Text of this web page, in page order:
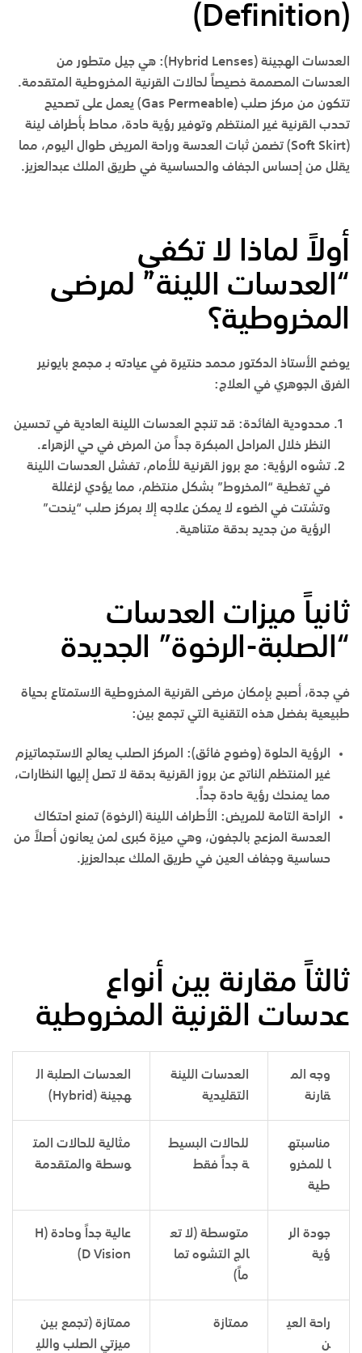
(
Definition
)
العدسات الهجينة (Hybrid Lenses
): هي جيل متطور من
العدسات المصممة خصيصاً لحالات القرنية المخروطية المتقدمة.
تتكون من مركز صلب (Gas Permeable) يعمل على تصحيح
تحدب القرنية غير المنتظم وتوفير رؤية حادة، محاط بأطراف لينة
(Soft Skirt) تضمن ثبات العدسة وراحة المريض طوال اليوم، مما
يقلل من إحساس الجفاف والحساسية في طريق الملك عبدالعزيز.
أولاً لماذا لا تكفي
“العدسات اللينة” لمرضى
المخروطية؟
يوضح الأستاذ الدكتور محمد حنتيرة في عيادته بـ مجمع بايونير
الفرق الجوهري في العلاج:
محدودية الفائدة: قد تنجح العدسات اللينة العادية في تحسين
النظر خلال المراحل المبكرة جداً من المرض في حي الزهراء.
تشوه الرؤية: مع بروز القرنية للأمام، تفشل العدسات اللينة
في تغطية “المخروط” بشكل منتظم، مما يؤدي لزغللة
وتشتت في الضوء لا يمكن علاجه إلا بمركز صلب “ينحت”
الرؤية من جديد بدقة متناهية.
ثانياً ميزات العدسات
“الصلبة-الرخوة” الجديدة
في جدة، أصبح بإمكان مرضى القرنية المخروطية الاستمتاع بحياة
طبيعية بفضل هذه التقنية التي تجمع بين:
الرؤية الحلوة (وضوح فائق): المركز الصلب يعالج الاستجماتيزم
غير المنتظم الناتج عن بروز القرنية بدقة لا تصل إليها النظارات،
مما يمنحك رؤية حادة جداً.
الراحة التامة للمريض: الأطراف اللينة (الرخوة) تمنع احتكاك
العدسة المزعج بالجفون، وهي ميزة كبرى لمن يعانون أصلاً من
حساسية وجفاف العين في طريق الملك عبدالعزيز.
ثالثاً مقارنة بين أنواع
عدسات القرنية المخروطية
وجه الم
قارنة
العدسات اللينة
التقليدية
العدسات الصلبة ال
هجينة(Hybrid)
مناسبته
ا للمخرو
طية
للحالات البسيط
ة جداً فقط
مثالية للحالات المت
وسطة والمتقدمة
جودة الر
ؤية
متوسطة (لا تع
الج التشوه تما
ماً)
عالية جداً وحادة
(H
D Vision)
راحة العي
ن
ممتازة
ممتازة (تجمع بين
ميزتي الصلب واللي